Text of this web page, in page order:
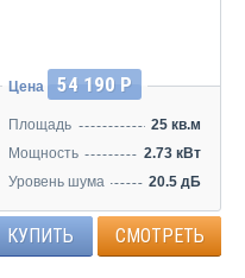
Цена 54 190 Р
Площадь
25 кв.м
Мощность
2.73 кВт
Уровень шума
20.5 дБ
КУПИТЬ СМОТРЕТЬ